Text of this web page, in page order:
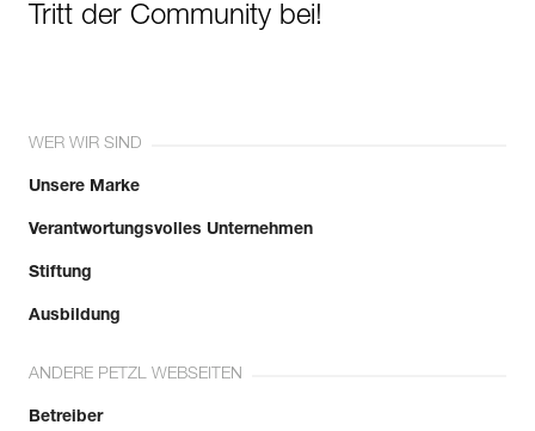
Tritt der Community bei!
WER WIR SIND
Unsere Marke
Verantwortungsvolles Unternehmen
Stiftung
Ausbildung
ANDERE PETZL WEBSEITEN
Betreiber